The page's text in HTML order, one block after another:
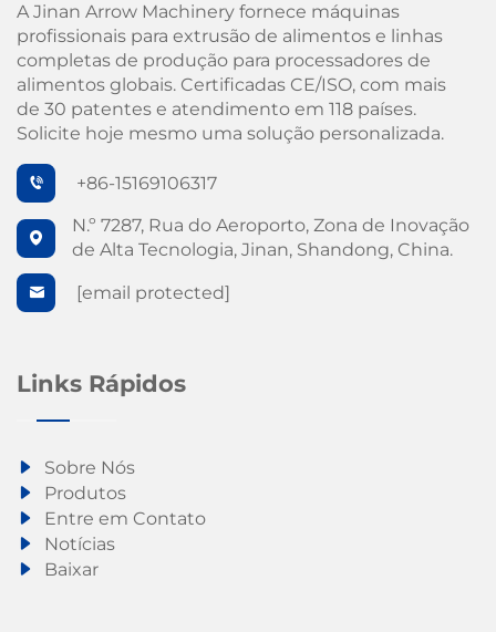
A Jinan Arrow Machinery fornece máquinas
profissionais para extrusão de alimentos e linhas
completas de produção para processadores de
alimentos globais. Certificadas CE/ISO, com mais
de 30 patentes e atendimento em 118 países.
Solicite hoje mesmo uma solução personalizada.
+86-15169106317
N.º 7287, Rua do Aeroporto, Zona de Inovação
de Alta Tecnologia, Jinan, Shandong, China.
[email protected]
Links Rápidos
Sobre Nós
Produtos
Entre em Contato
Notícias
Baixar